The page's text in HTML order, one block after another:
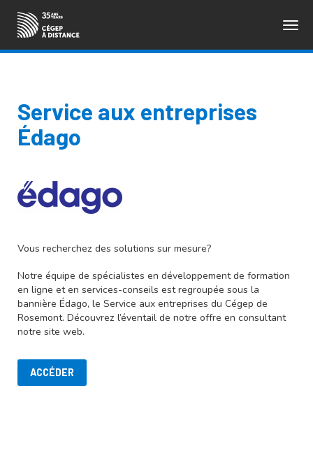
ENGLISH
Service aux entreprises
Édago
Vous recherchez des solutions sur mesure?
Notre équipe de spécialistes en développement de formation
en ligne et en services-conseils est regroupée sous la
bannière Édago, le Service aux entreprises du Cégep de
Rosemont. Découvrez l’éventail de notre offre en consultant
notre site web.
ACCÉDER